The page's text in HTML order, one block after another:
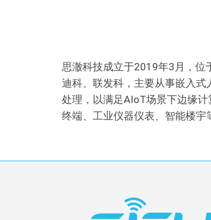
思澈科技成立于2019年3月，位
迪科、联发科，主要从事嵌入
处理，以满足AIoT场景下边缘
终端、工业仪器仪表、智能楼宇